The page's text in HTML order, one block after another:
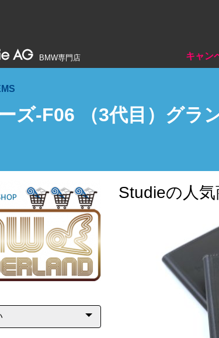
BMW専門店 キャン
ズ-F06 （3代目）グラ
Studieの人気